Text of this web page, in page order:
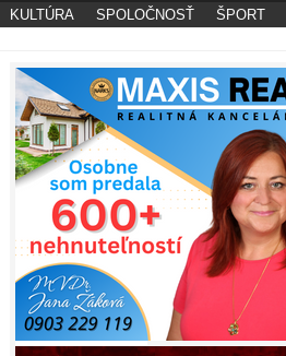
KULTÚRA SPOLOČNOSŤ ŠPORT